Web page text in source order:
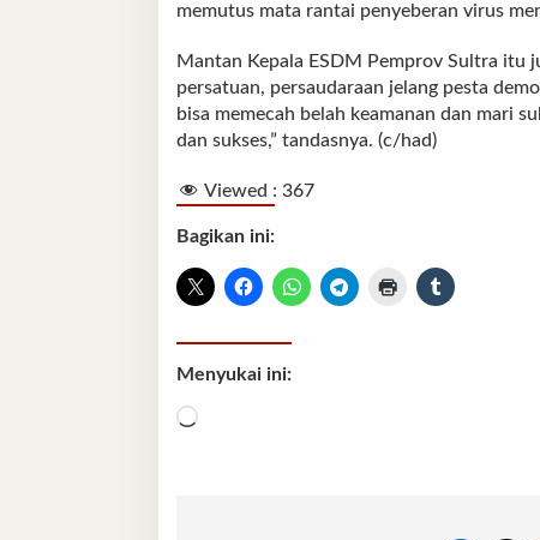
memutus mata rantai penyeberan virus
Mantan Kepala ESDM Pemprov Sultra itu
persatuan, persaudaraan jelang pesta
bisa memecah belah keamanan dan mari
dan sukses,” tandasnya. (c/had)
Viewed : 367
Bagikan ini:
Menyukai ini:
Memuat...